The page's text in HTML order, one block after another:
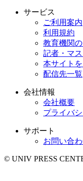
サービス
ご利用案内
利用規約
教育機関
記者・マ
本サイト
配信先一覧
会社情報
会社概要
プライバ
サポート
お問い合
© UNIV PRESS